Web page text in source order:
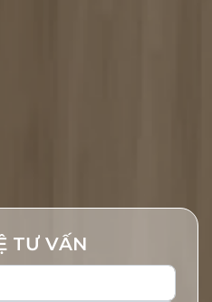
TƯ VẤN